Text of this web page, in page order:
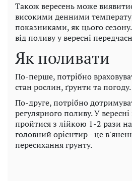
Також вересень може
високими денними
показниками, як цього
від поливу у вересні
Як поливати
По-перше, потрібно
стан рослин, ґрунти та погоду.
По-друге, потрібно
регулярного поливу. У
пройтися з лійкою 1-2 рази
головний орієнтир - це
пересихання грунту.